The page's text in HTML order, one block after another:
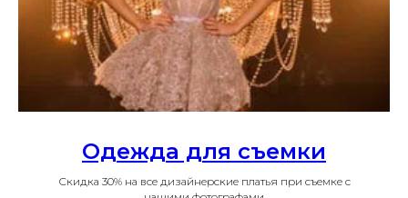
Одежда для съемки
Скидка 30% на все дизайнерские платья при съемке с